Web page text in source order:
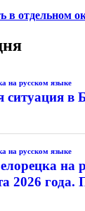
в отдельном
на русском языке
ситуация в
на русском языке
на
2026